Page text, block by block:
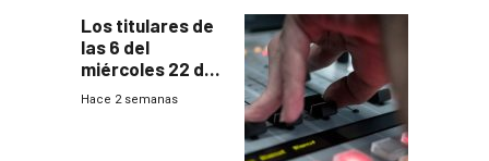
Los titulares de
las 6 del
miércoles 22 de
julio de 2026
Hace 2 semanas